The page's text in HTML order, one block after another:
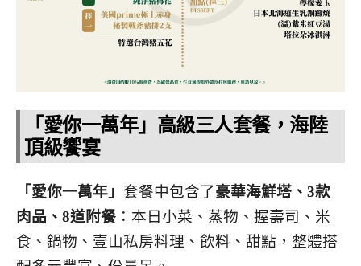
「愛你一萬年」高級三人套餐，海陸
頂級饗宴
「愛你一萬年」 套餐中包含了豪華海鮮塔、3款
肉品、8道附餐 ：本日小菜、蒸物、握壽司、米
食、鍋物、壹山私房料理、飲料、甜點，整體搭